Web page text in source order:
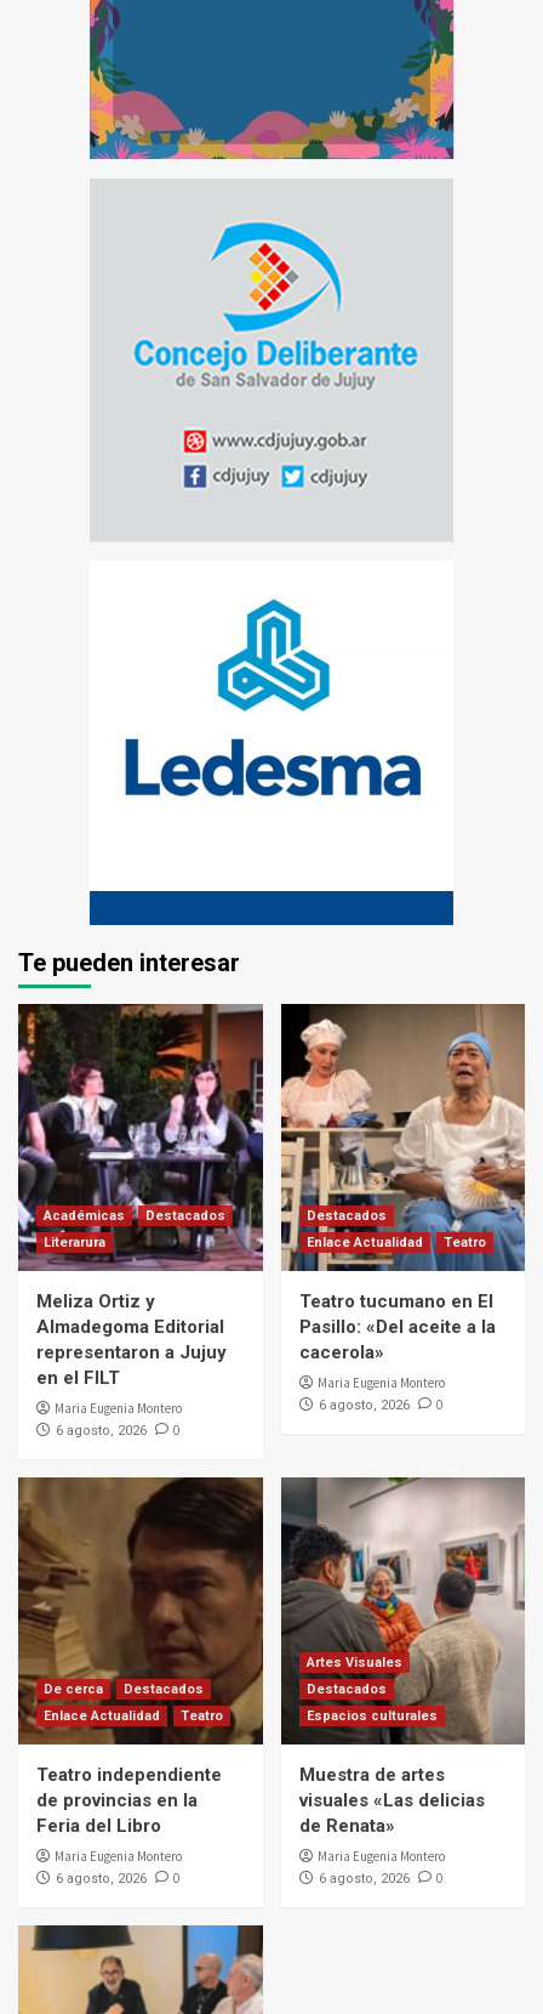
Te pueden interesar
Académicas
Destacados
Literarura
Meliza Ortiz y
Almadegoma Editorial
representaron a Jujuy
en el FILT
Maria Eugenia Montero
6 agosto, 2026 0
Destacados
Enlace Actualidad
Teatro
Teatro tucumano en El
Pasillo: «Del aceite a la
cacerola»
Maria Eugenia Montero
6 agosto, 2026 0
De cerca
Destacados
Enlace Actualidad
Teatro
Teatro independiente
de provincias en la
Feria del Libro
Maria Eugenia Montero
6 agosto, 2026 0
Artes Visuales
Destacados
Espacios culturales
Muestra de artes
visuales «Las delicias
de Renata»
Maria Eugenia Montero
6 agosto, 2026 0